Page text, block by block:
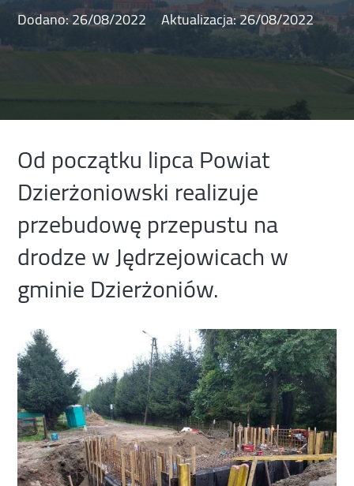
Dodano:26/08/2022 Aktualizacja:26/08/2022
Od początku lipca Powiat
Dzierżoniowski realizuje
przebudowę przepustu na
drodze w Jędrzejowicach w
gminie Dzierżoniów.